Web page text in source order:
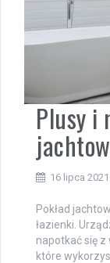
Plusy i
16 lipca 2021
Pokład
łazienki.
napotkać się
które